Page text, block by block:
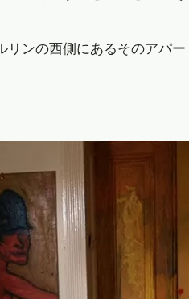
ンの西側にあるそのアパー